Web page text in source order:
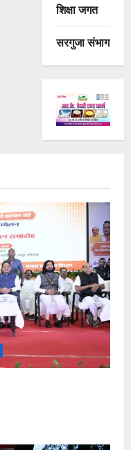
शिक्षा जगत
सरगुजा संभाग